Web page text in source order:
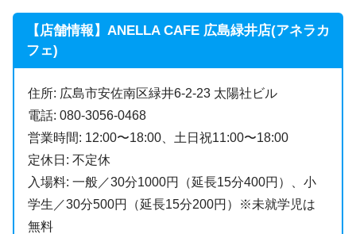
【店舗情報】ANELLA CAFE 広島緑井店(アネラカ
フェ)
住所: 広島市安佐南区緑井6-2-23 太陽社ビル
電話: 080-3056-0468
営業時間: 12:00〜18:00、土日祝11:00〜18:00
定休日: 不定休
入場料: 一般／30分1000円（延長15分400円）、小
学生／30分500円（延長15分200円）※未就学児は
無料